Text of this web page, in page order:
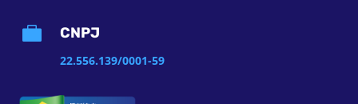
 CNPJ
22.556.139/0001-59